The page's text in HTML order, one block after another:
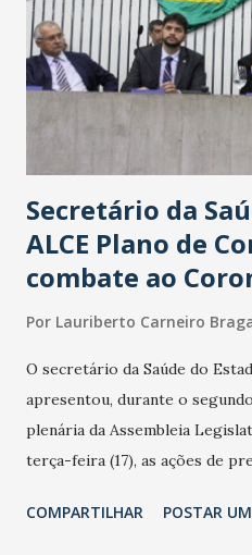
Secretário da
ALCE Plano de
combate ao
Por Lauriberto Carneiro
O secretário da Saúde do
apresentou, durante o
plenária da Assembleia
terça-feira (17), as ações de
adotadas pelo Governo do
COMPARTILHAR POSTAR